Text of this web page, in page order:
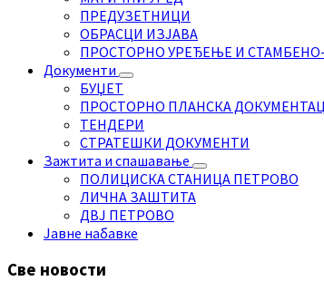
ПРЕДУЗЕТНИЦИ
ОБРАСЦИ ИЗЈАВА
ПРОСТОРНО УРЕЂЕЊЕ И
Документи
БУЏЕТ
ПРОСТОРНО ПЛАНСКА
ТЕНДЕРИ
СТРАТЕШКИ ДОКУМЕНТИ
Зажтита и спашавање
ПОЛИЦИСКА СТАНИЦА ПЕТРОВО
ЛИЧНА ЗАШТИТА
ДВЈ ПЕТРОВО
Јавне набавке
Све новости